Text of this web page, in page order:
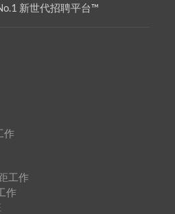
新世代招聘平台™
作
工作
作